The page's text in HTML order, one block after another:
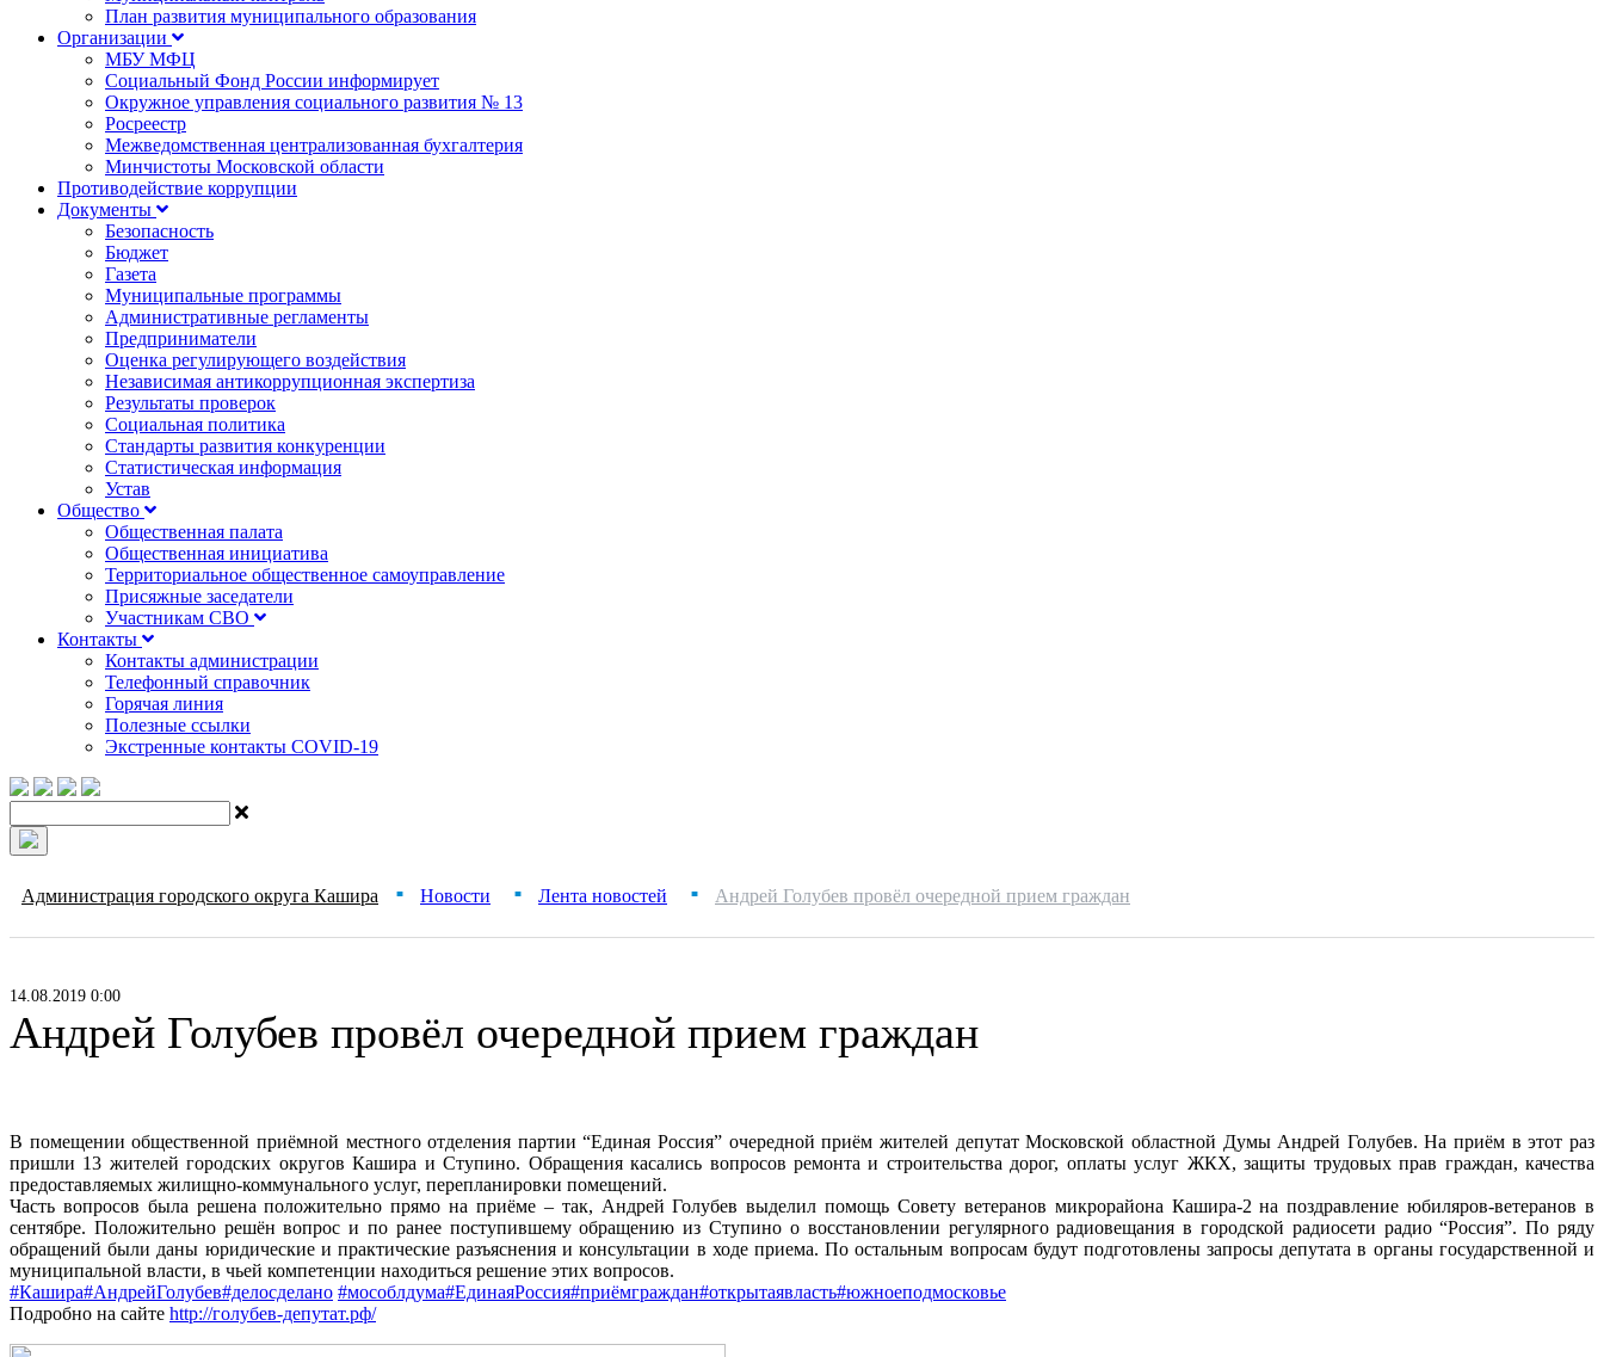
План развития муниципального образования
Организации
МБУ МФЦ
Социальный Фонд России информирует
Окружное управления социального развития № 13
Росреестр
Межведомственная централизованная бухгалтерия
Минчистоты Московской области
Противодействие коррупции
Документы
Безопасность
Бюджет
Газета
Муниципальные программы
Административные регламенты
Предприниматели
Оценка регулирующего воздействия
Независимая антикоррупционная экспертиза
Результаты проверок
Социальная политика
Стандарты развития конкуренции
Статистическая информация
Устав
Общество
Общественная палата
Общественная инициатива
Территориальное общественное самоуправление
Присяжные заседатели
Участникам СВО
Контакты
Контакты администрации
Телефонный справочник
Горячая линия
Полезные ссылки
Экстренные контакты COVID-19
Администрация городского округа Кашира ■ Новости ■ Лента новостей ■ Андрей Голубев провёл очередной прием граждан
14.08.2019 0:00
Андрей Голубев провёл очередной прием граждан
В помещении общественной приёмной местного отделения партии “Единая Россия” очередной приём жителей депутат Московской областной Думы Андрей Голубев. На приём в этот раз
пришли 13 жителей городских округов Кашира и Ступино. Обращения касались вопросов ремонта и строительства дорог, оплаты услуг ЖКХ, защиты трудовых прав граждан, качества
предоставляемых жилищно-коммунального услуг, перепланировки помещений.
Часть вопросов была решена положительно прямо на приёме – так, Андрей Голубев выделил помощь Совету ветеранов микрорайона Кашира-2 на поздравление юбиляров-ветеранов в
сентябре. Положительно решён вопрос и по ранее поступившему обращению из Ступино о восстановлении регулярного радиовещания в городской радиосети радио “Россия”. По ряду
обращений были даны юридические и практические разъяснения и консультации в ходе приема. По остальным вопросам будут подготовлены запросы депутата в органы государственной и
муниципальной власти, в чьей компетенции находиться решение этих вопросов.
#Кашира#АндрейГолубев#делосделано #мособлдума#ЕдинаяРоссия#приёмграждан#открытаявласть#южноеподмосковье
Подробно на сайте http://голубев-депутат.рф/